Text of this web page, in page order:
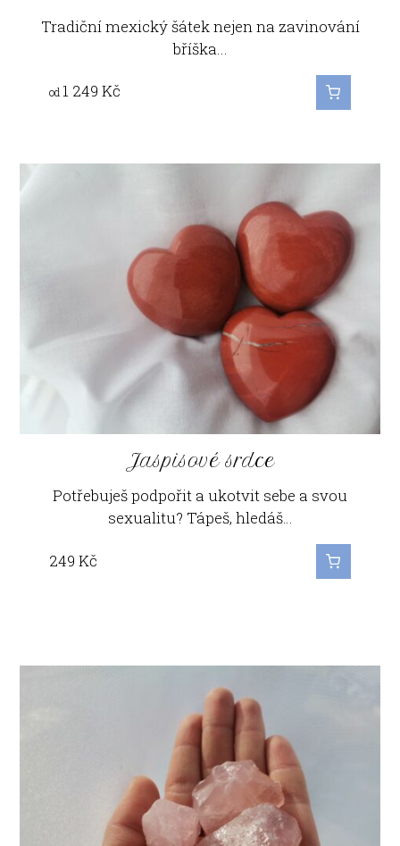
Tradiční mexický šátek nejen na zavinování
bříška...
od 1 249 Kč
Jaspisové srdce
Potřebuješ podpořit a ukotvit sebe a svou
sexualitu? Tápeš, hledáš…
249 Kč